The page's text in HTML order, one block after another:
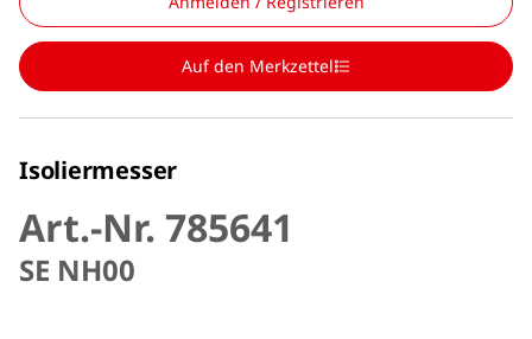
Auf den Merkzettel
Isoliermesser
Art.-Nr. 785641
SE NH00